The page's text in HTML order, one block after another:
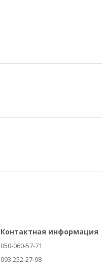
Контактная информация
050-060-57-71
093 252-27-98